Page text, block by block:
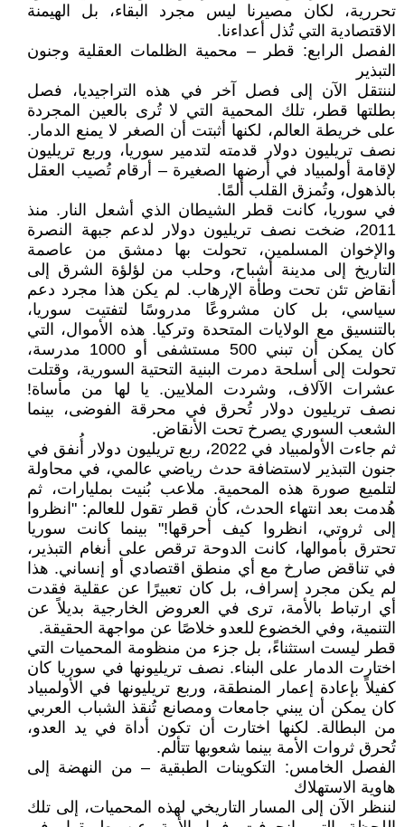
تحررية، لكان مصيرنا ليس مجرد البقاء، بل الهيمنة
الاقتصادية التي تُذل أعداءنا.
الفصل الرابع: قطر – محمية الظلمات العقلية وجنون
التبذير
لننتقل الآن إلى فصل آخر في هذه التراجيديا، فصل
بطلتها قطر، تلك المحمية التي لا تُرى بالعين المجردة
على خريطة العالم، لكنها أثبتت أن الصغر لا يمنع الدمار.
نصف تريليون دولار قدمته لتدمير سوريا، وربع تريليون
لإقامة أولمبياد في أرضها الصغيرة – أرقام تُصيب العقل
بالذهول، وتُمزق القلب ألمًا.
في سوريا، كانت قطر الشيطان الذي أشعل النار. منذ
2011، ضخت نصف تريليون دولار لدعم جبهة النصرة
والإخوان المسلمين، تحولت بها دمشق من عاصمة
التاريخ إلى مدينة أشباح، وحلب من لؤلؤة الشرق إلى
أنقاض تئن تحت وطأة الإرهاب. لم يكن هذا مجرد دعم
سياسي، بل كان مشروعًا مدروسًا لتفتيت سوريا،
بالتنسيق مع الولايات المتحدة وتركيا. هذه الأموال، التي
كان يمكن أن تبني 500 مستشفى أو 1000 مدرسة،
تحولت إلى أسلحة دمرت البنية التحتية السورية، وقتلت
عشرات الآلاف، وشردت الملايين. يا لها من مأساة!
نصف تريليون دولار تُحرق في محرقة الفوضى، بينما
الشعب السوري يصرخ تحت الأنقاض.
ثم جاءت الأولمبياد في 2022، ربع تريليون دولار أُنفق في
جنون التبذير لاستضافة حدث رياضي عالمي، في محاولة
لتلميع صورة هذه المحمية. ملاعب بُنيت بمليارات، ثم
هُدمت بعد انتهاء الحدث، كأن قطر تقول للعالم: "انظروا
إلى ثروتي، انظروا كيف أحرقها!" بينما كانت سوريا
تحترق بأموالها، كانت الدوحة ترقص على أنغام التبذير،
في تناقض صارخ مع أي منطق اقتصادي أو إنساني. هذا
لم يكن مجرد إسراف، بل كان تعبيرًا عن عقلية فقدت
أي ارتباط بالأمة، ترى في العروض الخارجية بديلاً عن
التنمية، وفي الخضوع للعدو خلاصًا عن مواجهة الحقيقة.
قطر ليست استثناءً، بل جزء من منظومة المحميات التي
اختارت الدمار على البناء. نصف تريليونها في سوريا كان
كفيلاً بإعادة إعمار المنطقة، وربع تريليونها في الأولمبياد
كان يمكن أن يبني جامعات ومصانع تُنقذ الشباب العربي
من البطالة. لكنها اختارت أن تكون أداة في يد العدو،
تُحرق ثروات الأمة بينما شعوبها تتألم.
الفصل الخامس: التكوينات الطبقية – من النهضة إلى
هاوية الاستهلاك
لننظر الآن إلى المسار التاريخي لهذه المحميات، إلى تلك